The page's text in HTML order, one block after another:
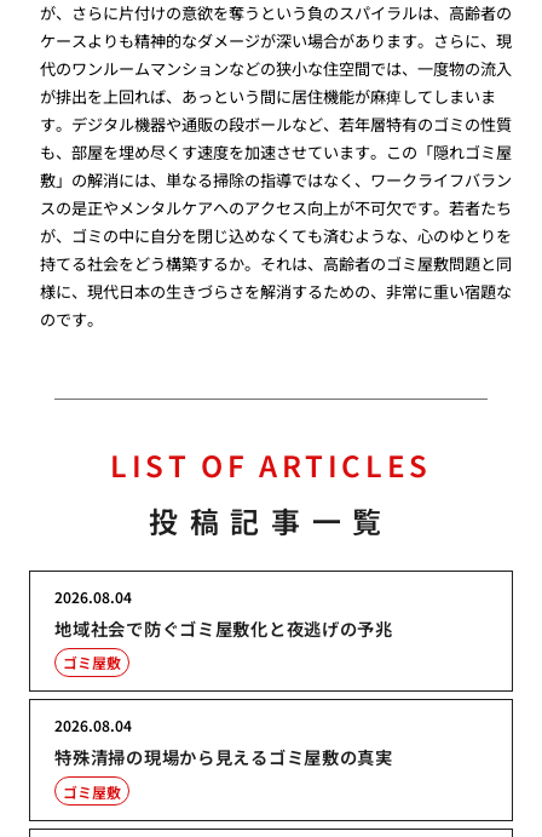
が、さらに片付けの意欲を奪うという負のスパイラルは、高齢者の
ケースよりも精神的なダメージが深い場合があります。さらに、現
代のワンルームマンションなどの狭小な住空間では、一度物の流入
が排出を上回れば、あっという間に居住機能が麻痺してしまいま
す。デジタル機器や通販の段ボールなど、若年層特有のゴミの性質
も、部屋を埋め尽くす速度を加速させています。この「隠れゴミ屋
敷」の解消には、単なる掃除の指導ではなく、ワークライフバラン
スの是正やメンタルケアへのアクセス向上が不可欠です。若者たち
が、ゴミの中に自分を閉じ込めなくても済むような、心のゆとりを
持てる社会をどう構築するか。それは、高齢者のゴミ屋敷問題と同
様に、現代日本の生きづらさを解消するための、非常に重い宿題な
のです。
LIST OF ARTICLES
投稿記事一覧
地域社会で防ぐゴミ屋敷化と夜逃げの予兆
2026.08.04
ゴミ屋敷
特殊清掃の現場から見えるゴミ屋敷の真実
2026.08.04
ゴミ屋敷